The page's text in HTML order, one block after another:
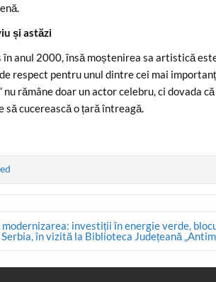
și astăzi
în anul 2000, însă moștenirea sa artistică
respect pentru unul dintre cei mai
nu rămâne doar un actor celebru, ci dovada
să cucerească o țară întreagă.
investiții în energie verde,
în vizită la Biblioteca Județeană